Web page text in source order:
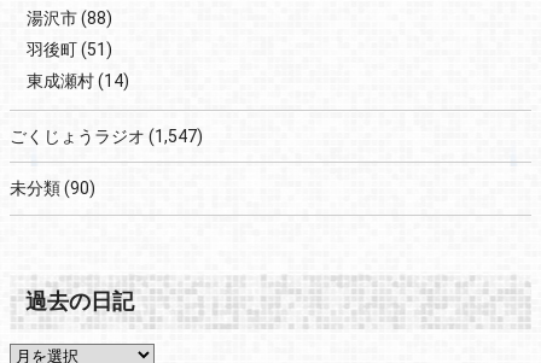
湯沢市(88)
羽後町(51)
東成瀬村(14)
ごくじょうラジオ (1,547)
未分類(90)
過去の日記